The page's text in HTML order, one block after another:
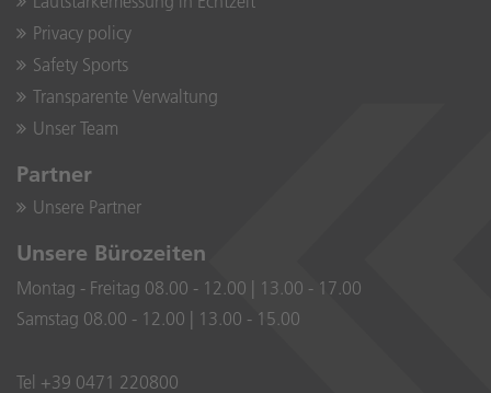
Privacy policy
Safety Sports
Transparente Verwaltung
Unser Team
Partner
Unsere Partner
Unsere Bürozeiten
Montag - Freitag 08.00 - 12.00 | 13.00 - 17.00
Samstag 08.00 - 12.00 | 13.00 - 15.00
Tel +39 0471 220800